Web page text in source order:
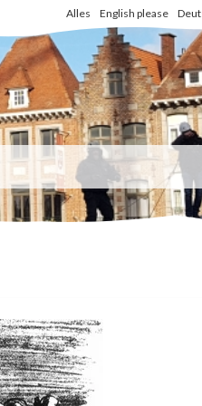
Alles English please